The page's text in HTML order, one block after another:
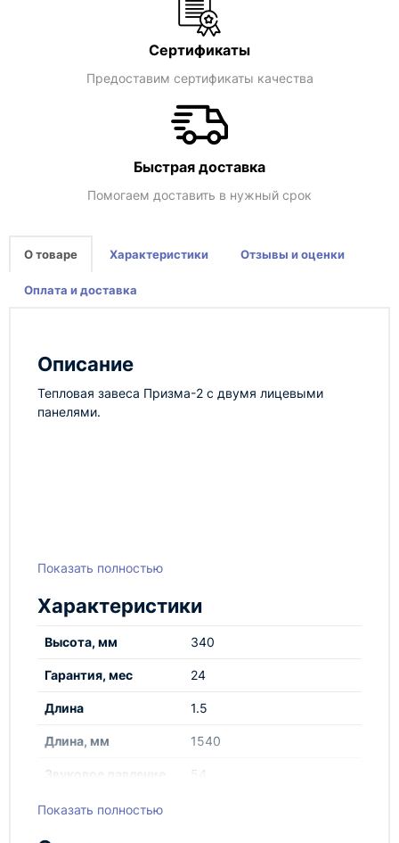
Сертификаты
Предоставим сертификаты качества
Быстрая доставка
Помогаем доставить в нужный срок
О товаре Характеристики Отзывы и оценки
Оплата и доставка
Описание
Тепловая завеса Призма-2 с двумя лицевыми
панелями.
Показать полностью
Характеристики
Высота, мм 340
Гарантия, мес 24
Длина 1.5
Длина, мм 1540
Звуковое давление
дБ (A)
54
Показать полностью